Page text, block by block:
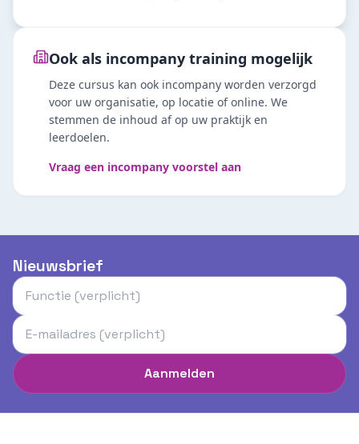
Ook als incompany training mogelijk
Deze cursus kan ook incompany worden verzorgd
voor uw organisatie, op locatie of online. We
stemmen de inhoud af op uw praktijk en
leerdoelen.
Vraag een incompany voorstel aan
Nieuwsbrief
Aanmelden